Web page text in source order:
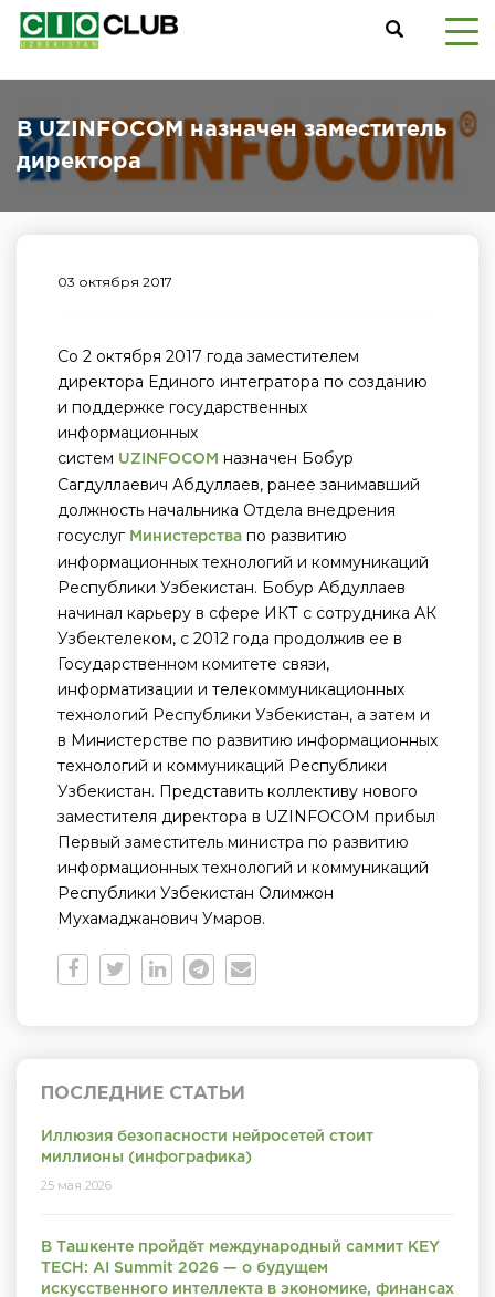
В UZINFOCOM назначен заместитель
директора
03 октября 2017
Со 2 октября 2017 года заместителем
директора Единого интегратора по созданию
и поддержке государственных
информационных
систем UZINFOCOM назначен Бобур
Сагдуллаевич Абдуллаев, ранее занимавший
должность начальника Отдела внедрения
госуслуг Министерства по развитию
информационных технологий и коммуникаций
Республики Узбекистан. Бобур Абдуллаев
начинал карьеру в сфере ИКТ с сотрудника АК
Узбектелеком, с 2012 года продолжив ее в
Государственном комитете связи,
информатизации и телекоммуникационных
технологий Республики Узбекистан, а затем и
в Министерстве по развитию информационных
технологий и коммуникаций Республики
Узбекистан. Представить коллективу нового
заместителя директора в UZINFOCOM прибыл
Первый заместитель министра по развитию
информационных технологий и коммуникаций
Республики Узбекистан Олимжон
Мухамаджанович Умаров.
ПОСЛЕДНИЕ СТАТЬИ
Иллюзия безопасности нейросетей стоит
миллионы (инфографика)
25 мая 2026
В Ташкенте пройдёт международный саммит KEY
TECH: AI Summit 2026 — о будущем
искусственного интеллекта в экономике, финансах